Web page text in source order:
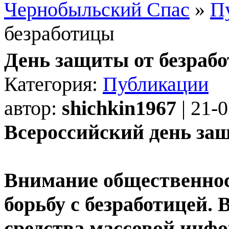
Чернобыльский Спас »
безработицы
День защиты от
Категория: Публикации
автор: shichkin1967 | 21-
Всероссийский день
Внимание
борьбу с